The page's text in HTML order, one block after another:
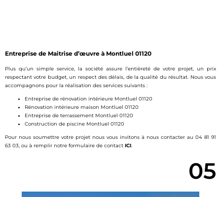
Entreprise de Maitrise d’œuvre à Montluel 01120
Plus qu’un simple service, la société assure l’entièreté de votre projet, un prix
respectant votre budget, un respect des délais, de la qualité du résultat. Nous vous
accompagnons pour la réalisation des services suivants :
Entreprise de rénovation intérieure Montluel 01120
Rénovation intérieure maison Montluel 01120
Entreprise de terrassement Montluel 01120
Construction de piscine Montluel 01120
Pour nous soumettre votre projet nous vous invitons à nous contacter au 04 81 91
63 03, ou à remplir notre formulaire de contact ICI.
05